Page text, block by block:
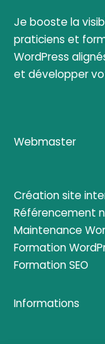
Je booste la
praticiens et
WordPress
et développer
Webmaster
Création site
Référencement
Maintenance
Formation
Formation SEO
Informations